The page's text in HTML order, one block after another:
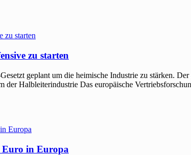
zu starten
geplant um die heimische Industrie zu stärken.
der Halbleiterindustrie Das europäische
in Europa